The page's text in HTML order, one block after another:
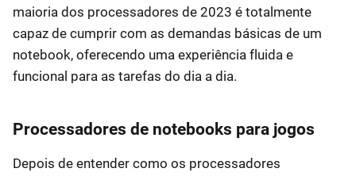
maioria dos processadores de 2023 é totalmente
capaz de cumprir com as demandas básicas de um
notebook, oferecendo uma experiência fluida e
funcional para as tarefas do dia a dia.
Processadores de notebooks para jogos
Depois de entender como os processadores